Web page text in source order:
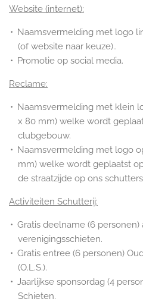
Website (internet):
Naamsvermelding met logo
(of website naar keuze)..
Promotie op social media.
Reclame:
Naamsvermelding met klein
x 80 mm) welke wordt
clubgebouw.
Naamsvermelding met logo
mm) welke wordt geplaatst
de straatzijde op ons
Activiteiten Schutterij:
Gratis deelname (6
verenigingsschieten.
Gratis entree (6 personen)
(O.L.S.).
Jaarlijkse sponsordag (4
Schieten.